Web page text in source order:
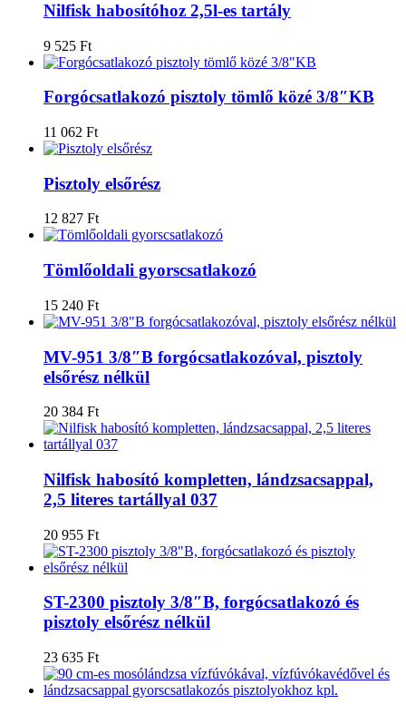
Nilfisk habosítóhoz 2,5l-es tartály
9 525 Ft
Forgócsatlakozó pisztoly tömlő közé 3/8″KB
11 062 Ft
Pisztoly elsőrész
12 827 Ft
Tömlőoldali gyorscsatlakozó
15 240 Ft
MV-951 3/8″B forgócsatlakozóval, pisztoly
elsőrész nélkül
20 384 Ft
Nilfisk habosító kompletten, lándzsacsappal,
2,5 literes tartállyal 037
20 955 Ft
ST-2300 pisztoly 3/8″B, forgócsatlakozó és
pisztoly elsőrész nélkül
23 635 Ft